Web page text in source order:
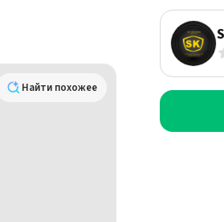
Найти похожее